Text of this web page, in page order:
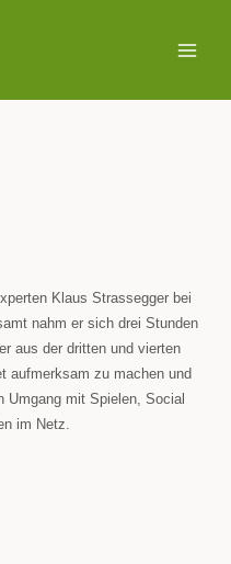
Klaus Strassegger bei
nahm er sich drei Stunden
aus der dritten und vierten
aufmerksam zu machen und
Umgang mit Spielen, Social
im Netz.